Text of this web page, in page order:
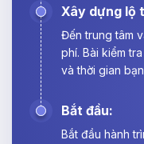
Xây dựng lộ
Đến trung tâm
phí. Bài kiểm
và thời gian
Bắt đầu:
Bắt đầu hành